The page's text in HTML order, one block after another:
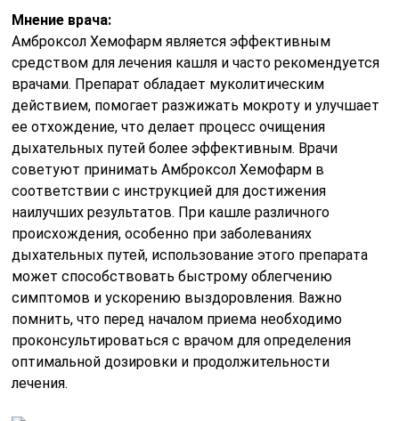
Мнение врача:
Амброксол Хемофарм является эффективным
средством для лечения кашля и часто рекомендуется
врачами. Препарат обладает муколитическим
действием, помогает разжижать мокроту и улучшает
ее отхождение, что делает процесс очищения
дыхательных путей более эффективным. Врачи
советуют принимать Амброксол Хемофарм в
соответствии с инструкцией для достижения
наилучших результатов. При кашле различного
происхождения, особенно при заболеваниях
дыхательных путей, использование этого препарата
может способствовать быстрому облегчению
симптомов и ускорению выздоровления. Важно
помнить, что перед началом приема необходимо
проконсультироваться с врачом для определения
оптимальной дозировки и продолжительности
лечения.